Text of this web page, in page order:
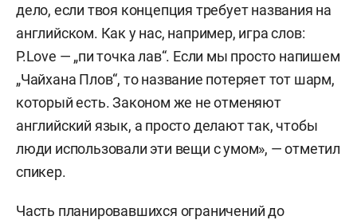
дело, если твоя концепция требует названия на
английском. Как у нас, например, игра слов:
P.Love — „пи точка лав“. Если мы просто напишем
„Чайхана Плов“, то название потеряет тот шарм,
который есть. Законом же не отменяют
английский язык, а просто делают так, чтобы
люди использовали эти вещи с умом», — отметил
спикер.
Часть планировавшихся ограничений до